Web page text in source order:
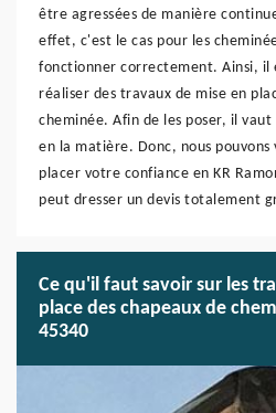
être agressées de manière
effet, c'est le cas pour les
fonctionner correctement. Ainsi, il
réaliser des travaux de mise en
cheminée. Afin de les poser, il
en la matière. Donc, nous pouvons
placer votre confiance en KR
peut dresser un devis totalement
Ce qu'il faut savoir sur les
place des chapeaux de
45340